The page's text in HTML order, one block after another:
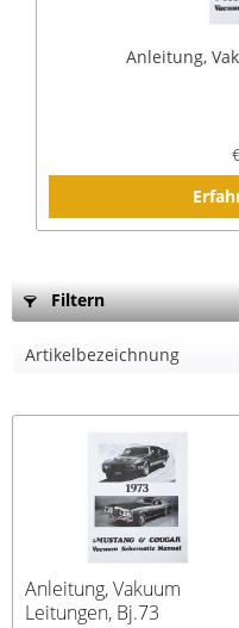
Anleitung,
Filtern
Anleitung, Vakuum
Leitungen, Bj.73